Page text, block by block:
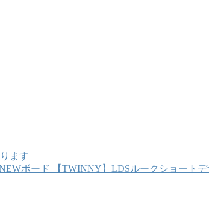
ます
ボード 【TWINNY】LDSルークショートデ